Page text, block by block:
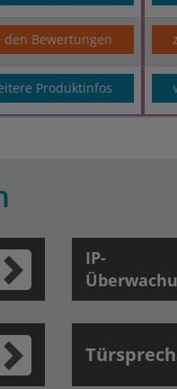
den Bewertungen
Produktinfos
IP-